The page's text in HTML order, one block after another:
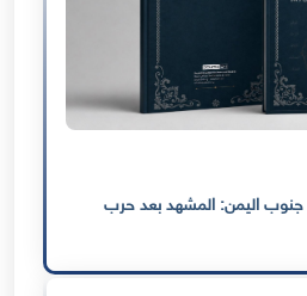
جنوب اليمن: المشهد بعد حرب